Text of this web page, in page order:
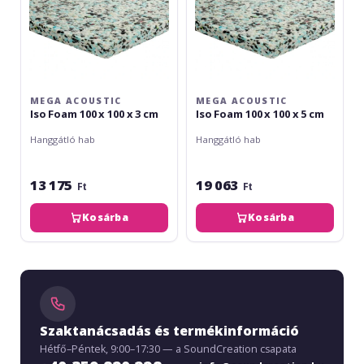
cm
MEGA ACOUSTIC
Iso Foam 100 x 100 x 3 cm
Hanggátló hab
13 175 Ft
Kosárba
cm
MEGA ACOUSTIC
Iso Foam 100 x 100 x 5 cm
Hanggátló hab
19 063 Ft
Kosárba
Szaktanácsadás és termékinformáció
Hétfő–Péntek, 9:00–17:30 — a SoundCreation csapata